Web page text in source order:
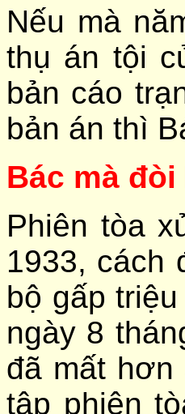
Nếu mà
thụ án tội
bản cáo
bản án thì
Bác mà
Phiên tòa
1933, cách
bộ gấp
ngày 8
đã mất
tập phiên